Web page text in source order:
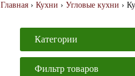
Главная › Кухни › Угловые кухни ›
Категории
Фильтр товаров